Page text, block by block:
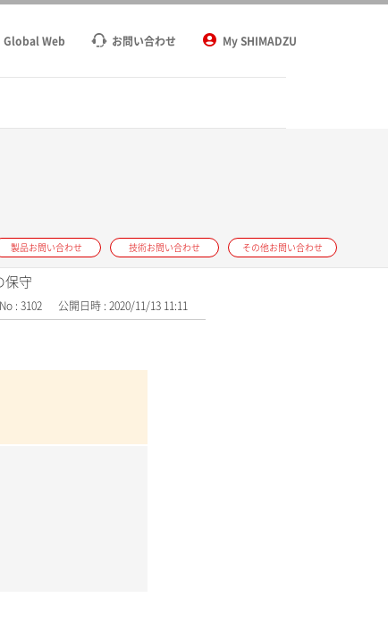
Global Web お問い合わせ My SHIMADZU
製品お問い合わせ 技術お問い合わせ その他お問い合わせ
保守
No : 3102 公開日時 : 2020/11/13 11:11